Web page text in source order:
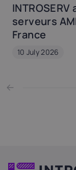
serveurs
France
10 July 2026